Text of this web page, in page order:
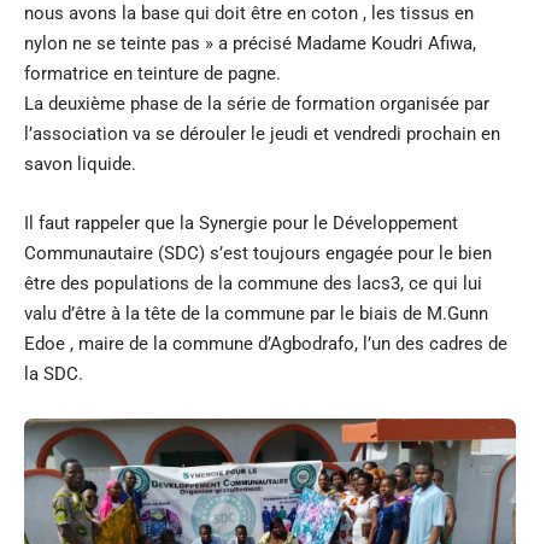
nous avons la base qui doit être en coton , les tissus en
nylon ne se teinte pas » a précisé Madame Koudri Afiwa,
formatrice en teinture de pagne.
La deuxième phase de la série de formation organisée par
l’association va se dérouler le jeudi et vendredi prochain en
savon liquide.
Il faut rappeler que la Synergie pour le Développement
Communautaire (SDC) s’est toujours engagée pour le bien
être des populations de la commune des lacs3, ce qui lui
valu d’être à la tête de la commune par le biais de M.Gunn
Edoe , maire de la commune d’Agbodrafo, l’un des cadres de
la SDC.